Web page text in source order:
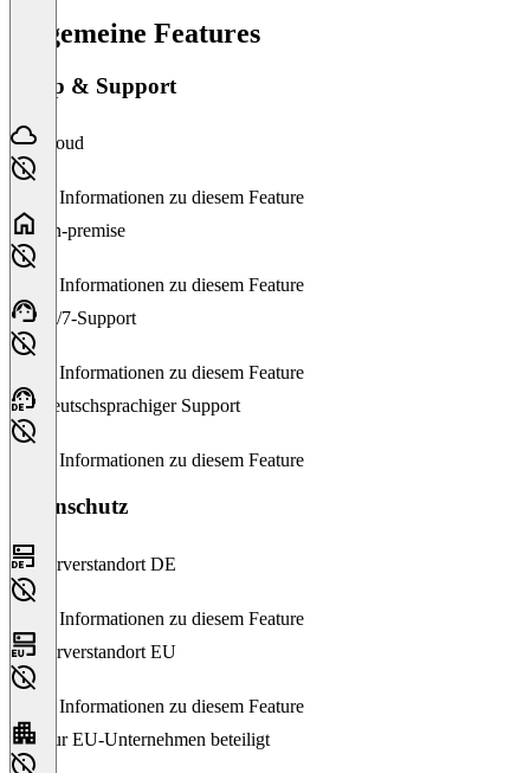
Allgemeine Features
Setup & Support
Cloud
Keine Informationen zu diesem Feature
On-premise
Keine Informationen zu diesem Feature
24/7-Support
Keine Informationen zu diesem Feature
Deutschsprachiger Support
Keine Informationen zu diesem Feature
Datenschutz
Serverstandort DE
Keine Informationen zu diesem Feature
Serverstandort EU
Keine Informationen zu diesem Feature
Nur EU-Unternehmen beteiligt